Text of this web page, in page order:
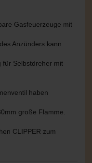
Gasfeuerzeuge mit
Anzünders kann
für Selbstdreher mit
haben
große Flamme.
CLIPPER zum